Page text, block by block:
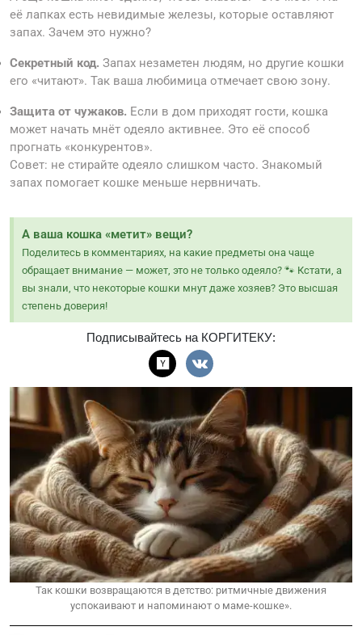
её лапках есть невидимые железы, которые оставляют
запах. Зачем это нужно?
Секретный код. Запах незаметен людям, но другие кошки
его «читают». Так ваша любимица отмечает свою зону.
Защита от чужаков. Если в дом приходят гости, кошка
может начать мнёт одеяло активнее. Это её способ
прогнать «конкурентов».
Совет: не стирайте одеяло слишком часто. Знакомый
запах помогает кошке меньше нервничать.
А ваша кошка «метит» вещи?
Поделитесь в комментариях, на какие предметы она чаще
обращает внимание — может, это не только одеяло? 🐾 Кстати, а
вы знали, что некоторые кошки мнут даже хозяев? Это высшая
степень доверия!
Подписывайтесь на КОРГИТЕКУ:
Так кошки возвращаются в детство: ритмичные движения
успокаивают и напоминают о маме-кошке».